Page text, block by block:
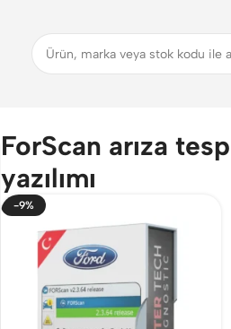
ForScan arıza
yazılımı
-9%